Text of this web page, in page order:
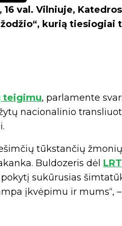
16 val. Vilniuje,
kurią tiesiogiai
teigimu, parlamente
nacionalinio
tūkstančių
Buldozeris dėl LRT
sukūrusias
įkvėpimu ir mums“,